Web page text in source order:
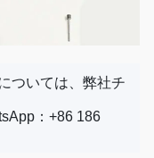
ついては、弊社チ
：+86 186